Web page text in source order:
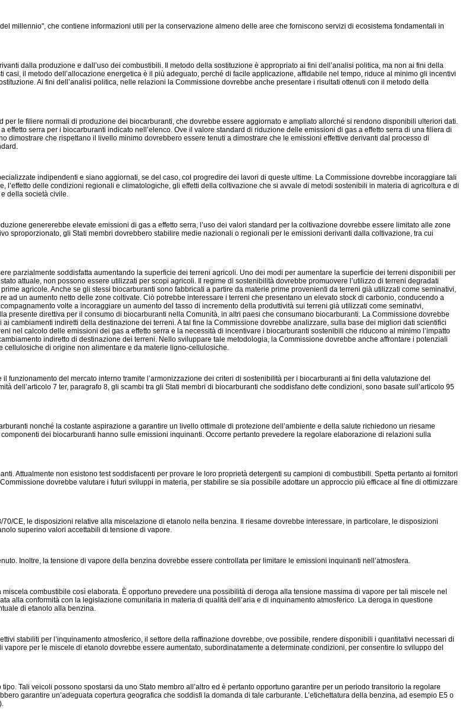
millennio", che contiene informazioni utili per la conservazione almeno delle aree che forniscono servizi di ecosistema fondamentali in
dalla produzione e dall’uso dei combustibili. Il metodo della sostituzione è appropriato ai fini dell’analisi politica, ma non ai fini della
il metodo dell’allocazione energetica è il più adeguato, perché di facile applicazione, affidabile nel tempo, riduce al minimo gli incentivi
Ai fini dell’analisi politica, nelle relazioni la Commissione dovrebbe anche presentare i risultati ottenuti con il metodo della
le filiere normali di produzione dei biocarburanti, che dovrebbe essere aggiornato e ampliato allorché si rendono disponibili ulteriori dati.
serra per i biocarburanti indicato nell’elenco. Ove il valore standard di riduzione delle emissioni di gas a effetto serra di una filiera di
che rispettano il livello minimo dovrebbero essere tenuti a dimostrare che le emissioni effettive derivanti dal processo di
indipendenti e siano aggiornati, se del caso, col progredire dei lavori di queste ultime. La Commissione dovrebbe incoraggiare tali
delle condizioni regionali e climatologiche, gli effetti della coltivazione che si avvale di metodi sostenibili in materia di agricoltura e di
della società civile.
genererebbe elevate emissioni di gas a effetto serra, l’uso dei valori standard per la coltivazione dovrebbe essere limitato alle zone
sproporzionato, gli Stati membri dovrebbero stabilire medie nazionali o regionali per le emissioni derivanti dalla coltivazione, tra cui
parzialmente soddisfatta aumentando la superficie dei terreni agricoli. Uno dei modi per aumentare la superficie dei terreni disponibili per
attuale, non possono essere utilizzati per scopi agricoli. Il regime di sostenibilità dovrebbe promuovere l’utilizzo di terreni degradati
agricole. Anche se gli stessi biocarburanti sono fabbricati a partire da materie prime provenienti da terreni già utilizzati come seminativi,
ad un aumento netto delle zone coltivate. Ciò potrebbe interessare i terreni che presentano un elevato stock di carbonio, conducendo a
volte a incoraggiare un aumento del tasso di incremento della produttività sui terreni già utilizzati come seminativi,
presente direttiva per il consumo di biocarburanti nella Comunità, in altri paesi che consumano biocarburanti. La Commissione dovrebbe
cambiamenti indiretti della destinazione dei terreni. A tal fine la Commissione dovrebbe analizzare, sulla base dei migliori dati scientifici
nel calcolo delle emissioni dei gas a effetto serra e la necessità di incentivare i biocarburanti sostenibili che riducono al minimo l’impatto
indiretto di destinazione dei terreni. Nello sviluppare tale metodologia, la Commissione dovrebbe anche affrontare i potenziali
di origine non alimentare e da materie ligno-cellulosiche.
del mercato interno tramite l’armonizzazione dei criteri di sostenibilità per i biocarburanti ai fini della valutazione del
dell’articolo 7 ter, paragrafo 8, gli scambi tra gli Stati membri di biocarburanti che soddisfano dette condizioni, sono basate sull’articolo 95
nonché la costante aspirazione a garantire un livello ottimale di protezione dell’ambiente e della salute richiedono un riesame
dei biocarburanti hanno sulle emissioni inquinanti. Occorre pertanto prevedere la regolare elaborazione di relazioni sulla
Attualmente non esistono test soddisfacenti per provare le loro proprietà detergenti su campioni di combustibili. Spetta pertanto ai fornitori
dovrebbe valutare i futuri sviluppi in materia, per stabilire se sia possibile adottare un approccio più efficace al fine di ottimizzare
CE, le disposizioni relative alla miscelazione di etanolo nella benzina. Il riesame dovrebbe interessare, in particolare, le disposizioni
superino valori accettabili di tensione di vapore.
Inoltre, la tensione di vapore della benzina dovrebbe essere controllata per limitare le emissioni inquinanti nell’atmosfera.
combustibile così elaborata. È opportuno prevedere una possibilità di deroga alla tensione massima di vapore per tali miscele nel
alla conformità con la legislazione comunitaria in materia di qualità dell’aria e di inquinamento atmosferico. La deroga in questione
di etanolo alla benzina.
stabiliti per l’inquinamento atmosferico, il settore della raffinazione dovrebbe, ove possibile, rendere disponibili i quantitativi necessari di
per le miscele di etanolo dovrebbe essere aumentato, subordinatamente a determinate condizioni, per consentire lo sviluppo del
Tali veicoli possono spostarsi da uno Stato membro all’altro ed è pertanto opportuno garantire per un periodo transitorio la regolare
garantire un’adeguata copertura geografica che soddisfi la domanda di tale carburante. L’etichettatura della benzina, ad esempio E5 o